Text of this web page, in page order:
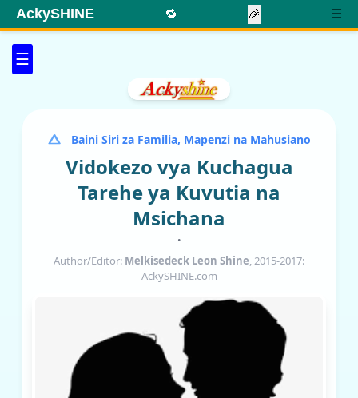
☰
AckySHINE 🔁 🎉 ☰
Baini Siri za Familia, Mapenzi na Mahusiano
Vidokezo vya Kuchagua
Tarehe ya Kuvutia na
Msichana
•
Author/Editor: Melkisedeck Leon Shine, 2015-2017:
AckySHINE.com